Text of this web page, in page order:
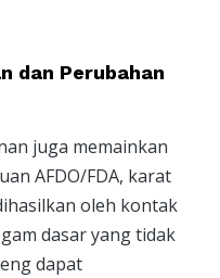
dan Perubahan
juga memainkan
AFDO/FDA, karat
oleh kontak
dasar yang tidak
dapat